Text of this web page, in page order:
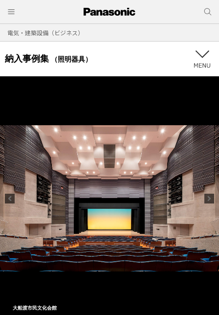
電気・建築設備（ビジネス）
納入事例集 （照明器具）
大船渡市民文化会館